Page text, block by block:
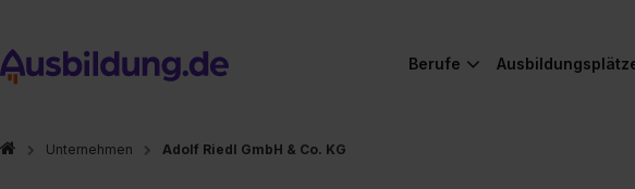
Berufe
Unternehmen Adolf Riedl GmbH & Co. KG